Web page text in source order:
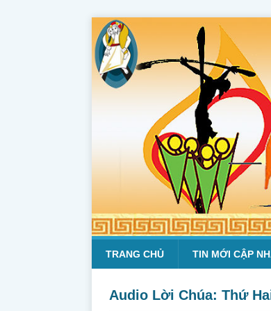
TRANG CHỦ TIN MỚI CẬP
Audio Lời Chúa: Thứ